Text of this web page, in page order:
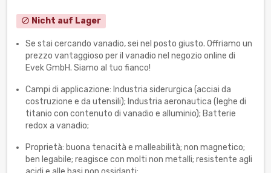
block Nicht auf Lager
Se stai cercando vanadio, sei nel posto giusto. Offriamo un
prezzo vantaggioso per il vanadio nel negozio online di
Evek GmbH. Siamo al tuo fianco!
Campi di applicazione: Industria siderurgica (acciai da
costruzione e da utensili); Industria aeronautica (leghe di
titanio con contenuto di vanadio e alluminio); Batterie
redox a vanadio;
Proprietà: buona tenacità e malleabilità; non magnetico;
ben legabile; reagisce con molti non metalli; resistente agli